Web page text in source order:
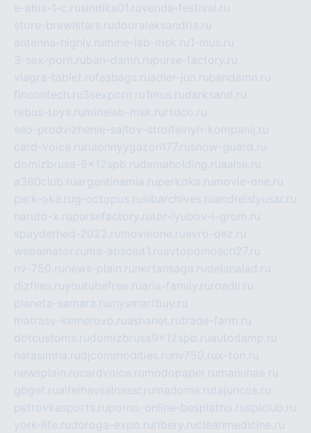
e-abis-1-c.rusindika01.ruvenda-festival.ru
store-brawlstars.rudooraleksandria.ru
antenna-highly.ru mine-lab-msk.ru1-mus.ru
3-sex-porn.ruban-damn.rupurse-factory.ru
viagra-tablet.rufasbags.ruadler-jun.rubandamn.ru
fincontech.ru3sexporn.ru1mus.rudarksand.ru
rebus-toys.ru minelab-msk.ru rtdco.ru
seo-prodvizhenie-sajtov-stroitelnyh-kompanij.ru
card-voice.ru rulonnyygazon177.rusnow-guard.ru
domizbrusa-9x12spb.rudemaholding.ruaalse.ru
a380club.ruargentinamia.ruperkoka.ru movie-one.ru
perk-oka.rug-octopus.rusibarchives.ruandreislyusar.ru
naruto-x.rupursefactory.rutor-lyubov-i-grom.ru
spayderhed-2022.ru movieone.ruevro-dez.ru
webamator.ru ma-absolut1.ruavtopomosch27.ru
nv-750.ru news-plain.ru nertansaga.rudelanalad.ru
dizfiles.ruyoutubefree.ruaria-family.ru roadli.ru
planeta-samara.ru mysmartbuy.ru
matrasy-kemerovo.ruashanet.rutrade-farm.ru
dotcustoms.rudomizbrusa9x12spb.ruautodamp.ru
narasimha.rudjcommodities.ru nv750.rux-ton.ru
newsplain.rucardvoice.ru modopaper.ru manunae.ru
gbget.rualfeihavsalnassr.ru madoma.rutajuncos.ru
petrovkasports.ruporno-online-besplatno.rusplclub.ru
york-life.rudoroga-expo.ru ribery.rucleanmedicine.ru